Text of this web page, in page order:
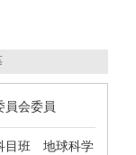
会委員
目班 地球科学